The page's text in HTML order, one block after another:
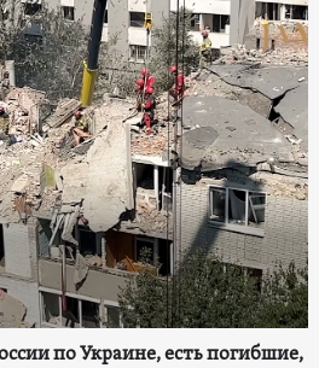
по Украине, есть погибшие,